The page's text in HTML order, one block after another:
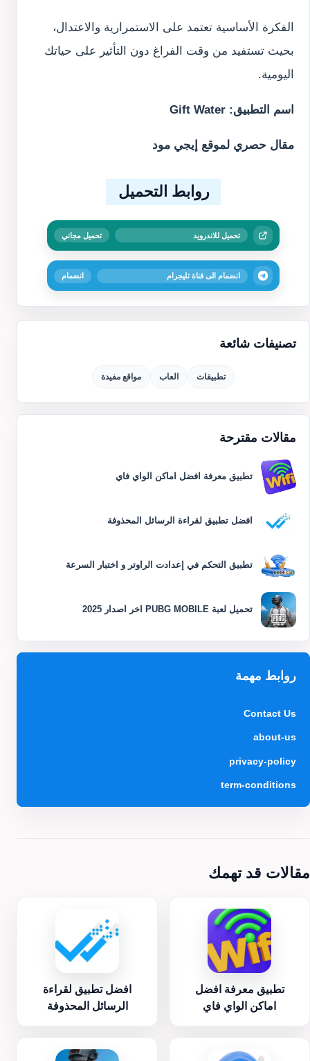
تصنيفات شائعة
تطبيقات العاب مواقع مفيدة
مقالات مقترحة
تطبيق معرفة افضل اماكن الواي فاي
افضل تطبيق لقراءة الرسائل المحذوفة
تطبيق التحكم في إعدادت الراوتر و اختبار السرعة
تحميل لعبة PUBG MOBILE اخر اصدار 2025
روابط مهمة
Contact Us
about-us
privacy-policy
term-conditions
الفكرة الأساسية تعتمد على الاستمرارية والاعتدال،
بحيث تستفيد من وقت الفراغ دون التأثير على حياتك
اليومية.
اسم التطبيق: Gift Water
مقال حصري لموقع إيجي مود
روابط التحميل
تحميل للاندرويد تحميل مجاني
انضمام الى قناة تليجرام انضمام
مقالات قد تهمك
تطبيق معرفة افضل
اماكن الواي فاي
افضل تطبيق لقراءة
الرسائل المحذوفة